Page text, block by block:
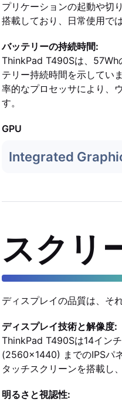
プリケーションの起動や切
搭載しており、日常使用で
バッテリーの持続時間:
ThinkPad T490Sは、57Wh
テリー持続時間を示してい
率的なプロセッサにより、
す。
GPU
Integrated
スクリ
ディスプレイの品質は、そ
ディスプレイ技術と解像度:
ThinkPad T490Sは14イン
(2560x1440) までのIPSパ
タッチスクリーンを搭載し
明るさと視認性: